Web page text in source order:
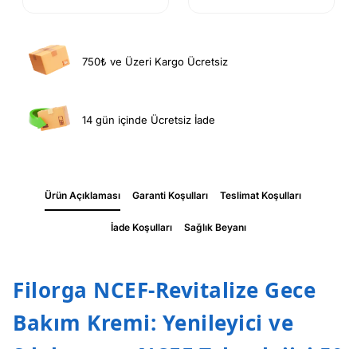
750₺ ve Üzeri Kargo Ücretsiz
14 gün içinde Ücretsiz İade
Ürün Açıklaması Garanti Koşulları Teslimat Koşulları
İade Koşulları Sağlık Beyanı
Filorga NCEF-Revitalize Gece
Bakım Kremi: Yenileyici ve